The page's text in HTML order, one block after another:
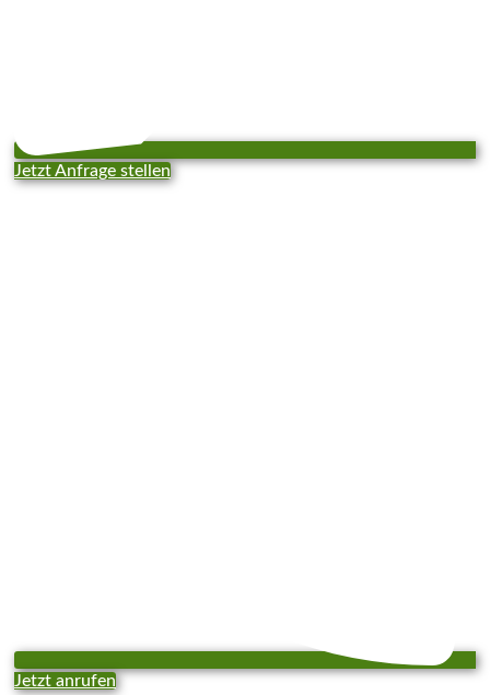
Jetzt Anfrage stellen
Jetzt anrufen